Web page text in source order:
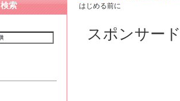
はじめる前に
スポンサー
検索